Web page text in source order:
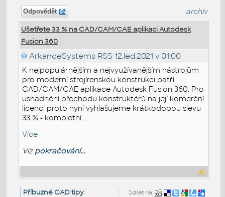
Odpovědět archiv
Ušetřete 33 % na CAD/CAM/CAE aplikaci Autodesk
Fusion 360
ArkanceSystems RSS 12.led.2021 v 01:00
K nejpopulárnějším a nejvyužívanějším nástrojům
pro moderní strojírenskou konstrukci patří
CAD/CAM/CAE aplikace Autodesk Fusion 360. Pro
usnadnění přechodu konstruktérů na její komerční
licenci proto nyní vyhlašujeme krátkodobou slevu
33 % - kompletní ...
Více
Viz pokračování...
Sdílet na:
Příbuzné CAD tipy: